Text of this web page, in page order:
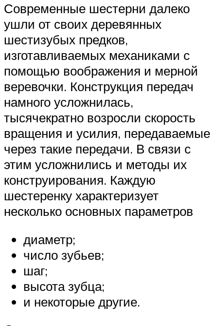
Современные шестерни далеко
ушли от своих деревянных
шестизубых предков,
изготавливаемых механиками с
помощью воображения и мерной
веревочки. Конструкция передач
намного усложнилась,
тысячекратно возросли скорость
вращения и усилия, передаваемые
через такие передачи. В связи с
этим усложнились и методы их
конструирования. Каждую
шестеренку характеризует
несколько основных параметров
диаметр;
число зубьев;
шаг;
высота зубца;
и некоторые другие.